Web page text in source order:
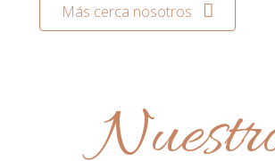
Más cerca nosotros